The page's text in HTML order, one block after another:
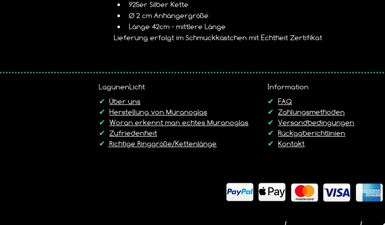
925er Silber Kette
Ø 2 cm Anhängergröße
Länge 42cm - mittlere Länge
Lieferung erfolgt im Schmuckkästchen mit Echtheit Zertifikat
LagunenLicht
✔ Über uns
✔ Herstellung von Muranoglas
✔ Woran erkennt man echtes Muranoglas
✔ Zufriedenheit
✔ Richtige Ringgröße/Kettenlänge
Information
✔ FAQ
✔ Zahlungsmethoden
✔ Versandbedingungen
✔ Rückgaberichtlinien
✔ Kontakt